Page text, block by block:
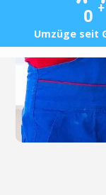
0 +
Umzüge seit